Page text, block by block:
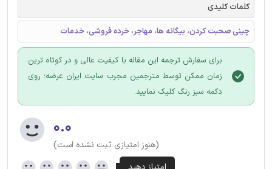
کلمات کلیدی
چینی صحبت کردن، بیگانه ها، مهاجر، خرده فروشی، خدمات
برای سفارش ترجمه این مقاله با کیفیت عالی و در کوتاه ترین
زمان ممکن توسط مترجمین مجرب سایت ایران عرضه؛ روی
دکمه سبز رنگ کلیک نمایید.
۰.۰
(هنوز امتیازی ثبت نشده است)